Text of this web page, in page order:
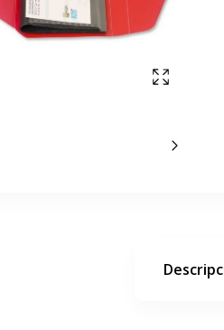
Mostrar
La